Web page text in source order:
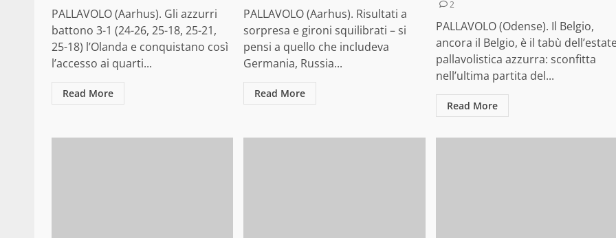
PALLAVOLO (Aarhus). Gli azzurri
battono 3-1 (24-26, 25-18, 25-21,
25-18) l’Olanda e conquistano così
l’accesso ai quarti...
Read More
PALLAVOLO (Aarhus). Risultati a
sorpresa e gironi squilibrati – si
pensi a quello che includeva
Germania, Russia...
Read More
2
PALLAVOLO (Odense). Il Belgio,
ancora il Belgio, è il tabù
pallavolistica azzurra: sconfitta
nell’ultima partita del...
Read More